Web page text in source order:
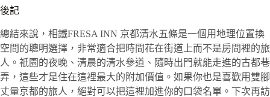
後記
總結來說，相鐵FRESA INN 京都清水五條是一個用地理位置換
空間的聰明選擇，非常適合把時間花在街道上而不是房間裡的旅
人。祇園的夜晚、清晨的清水參道、隨時出門就能走進的古都巷
弄，這些才是住在這裡最大的附加價值。如果你也是喜歡用雙腳
丈量京都的旅人，絕對可以把這裡加進你的口袋名單。下次再訪